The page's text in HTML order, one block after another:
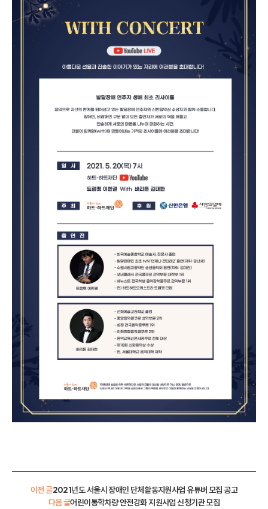
이전 글2021년도 서울시 장애인 단체활동지원사업 유튜버 모집 공고
어린이통학차량 안전강화 지원사업 신청기관 모집
다음 글